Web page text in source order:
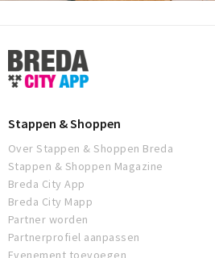
Stappen
&
Shoppen
Stappen & Shoppen
Over Stappen & Shoppen Breda
Stappen & Shoppen Magazine
Breda City App
Breda City Mapp
Partner worden
Partnerprofiel aanpassen
Evenement toevoegen